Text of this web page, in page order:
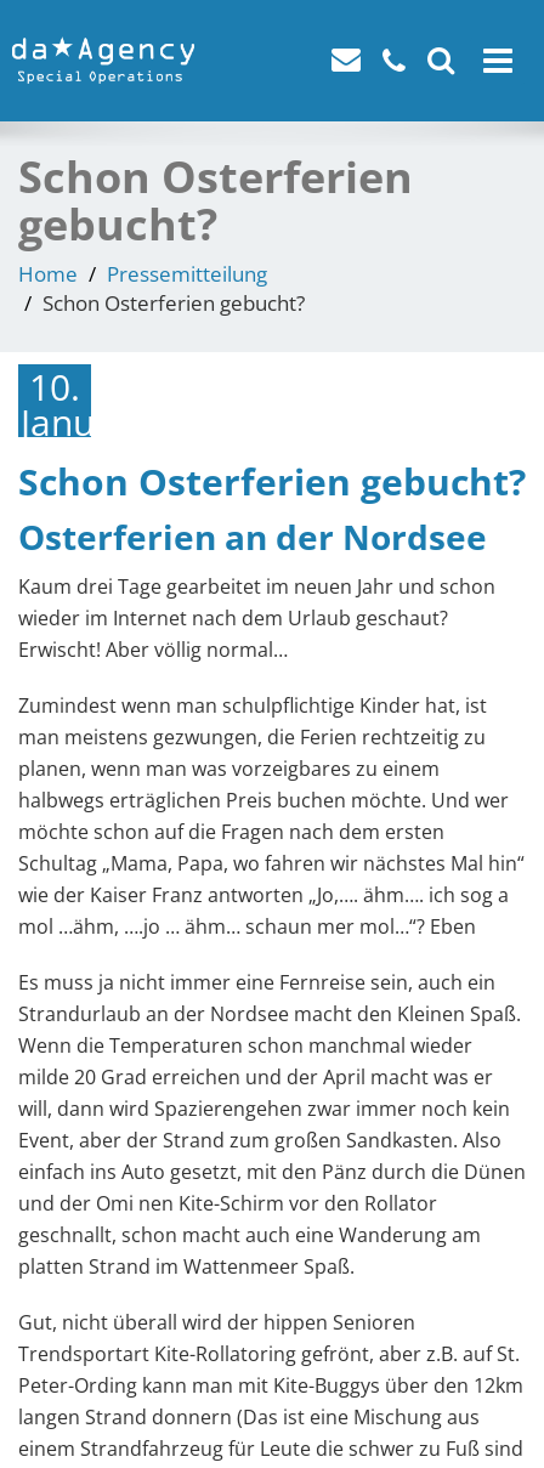
Toggle
Schon Osterferien
gebucht?
Home
Pressemitteilung
Schon Osterferien gebucht?
10.
Januar
2019
Schon Osterferien gebucht?
Osterferien an der Nordsee
Kaum drei Tage gearbeitet im neuen Jahr und schon
wieder im Internet nach dem Urlaub geschaut?
Erwischt! Aber völlig normal…
Zumindest wenn man schulpflichtige Kinder hat, ist
man meistens gezwungen, die Ferien rechtzeitig zu
planen, wenn man was vorzeigbares zu einem
halbwegs erträglichen Preis buchen möchte. Und wer
möchte schon auf die Fragen nach dem ersten
Schultag „Mama, Papa, wo fahren wir nächstes Mal hin“
wie der Kaiser Franz antworten „Jo,…. ähm…. ich sog a
mol …ähm, ….jo … ähm… schaun mer mol…“? Eben
Es muss ja nicht immer eine Fernreise sein, auch ein
Strandurlaub an der Nordsee macht den Kleinen Spaß.
Wenn die Temperaturen schon manchmal wieder
milde 20 Grad erreichen und der April macht was er
will, dann wird Spazierengehen zwar immer noch kein
Event, aber der Strand zum großen Sandkasten. Also
einfach ins Auto gesetzt, mit den Pänz durch die Dünen
und der Omi nen Kite-Schirm vor den Rollator
geschnallt, schon macht auch eine Wanderung am
platten Strand im Wattenmeer Spaß.
Gut, nicht überall wird der hippen Senioren
Trendsportart Kite-Rollatoring gefrönt, aber z.B. auf St.
Peter-Ording kann man mit Kite-Buggys über den 12km
langen Strand donnern (Das ist eine Mischung aus
einem Strandfahrzeug für Leute die schwer zu Fuß sind